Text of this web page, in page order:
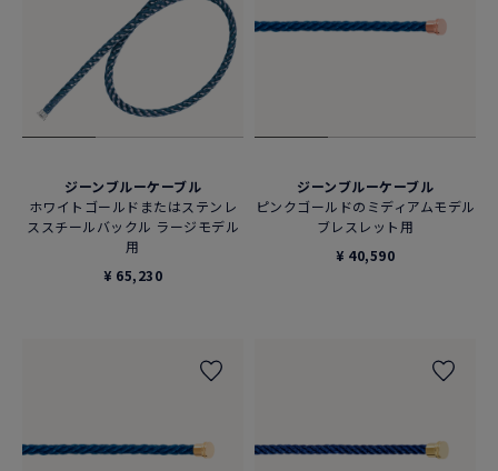
ジーンブルーケーブル
ホワイトゴールドまたはステンレ
ススチールバックル ラージモデル
用
¥ 65,230
ジーンブルーケーブル
ピンクゴールドのミディアムモデル
ブレスレット用
¥ 40,590